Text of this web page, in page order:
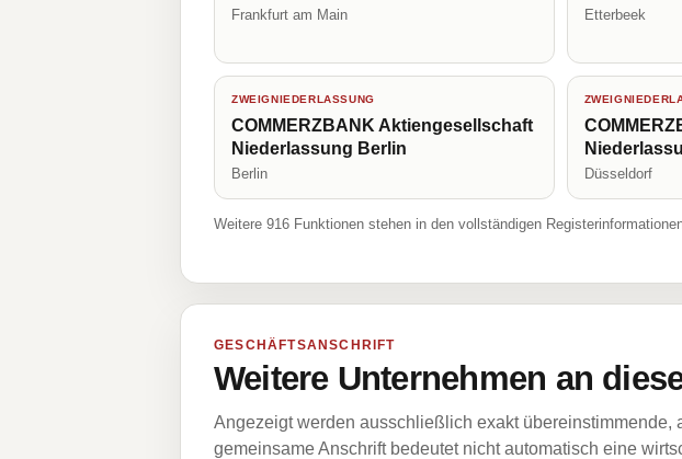
Frankfurt am Main Etterbeek
ZWEIGNIEDERLASSUNG
COMMERZBANK Aktiengesellschaft
Niederlassung Berlin
Berlin Düsseldorf
Weitere 916 Funktionen stehen in den vollständigen
GESCHÄFTSANSCHRIFT
Weitere Unternehmen an
Angezeigt werden ausschließlich exakt
gemeinsame Anschrift bedeutet nicht automatisch eine